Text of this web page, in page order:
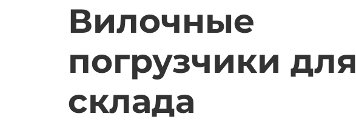
Вилочные
погрузчики для
склада